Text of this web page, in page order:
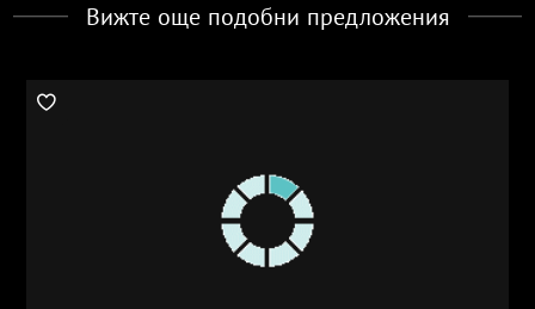
Вижте още подобни предложения